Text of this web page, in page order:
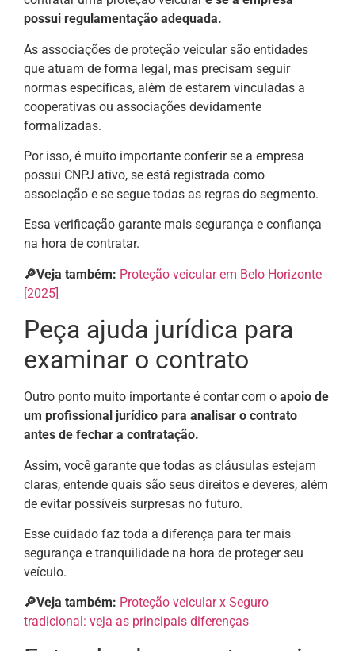
possui regulamentação adequada.
As associações de proteção veicular são entidades
que atuam de forma legal, mas precisam seguir
normas específicas, além de estarem vinculadas a
cooperativas ou associações devidamente
formalizadas.
Por isso, é muito importante conferir se a empresa
possui CNPJ ativo, se está registrada como
associação e se segue todas as regras do segmento.
Essa verificação garante mais segurança e confiança
na hora de contratar.
🔎Veja também: Proteção veicular em Belo Horizonte
[2025]
Peça ajuda jurídica para
examinar o contrato
Outro ponto muito importante é contar com o apoio de
um profissional jurídico para analisar o contrato
antes de fechar a contratação.
Assim, você garante que todas as cláusulas estejam
claras, entende quais são seus direitos e deveres, além
de evitar possíveis surpresas no futuro.
Esse cuidado faz toda a diferença para ter mais
segurança e tranquilidade na hora de proteger seu
veículo.
🔎Veja também: Proteção veicular x Seguro
tradicional: veja as principais diferenças